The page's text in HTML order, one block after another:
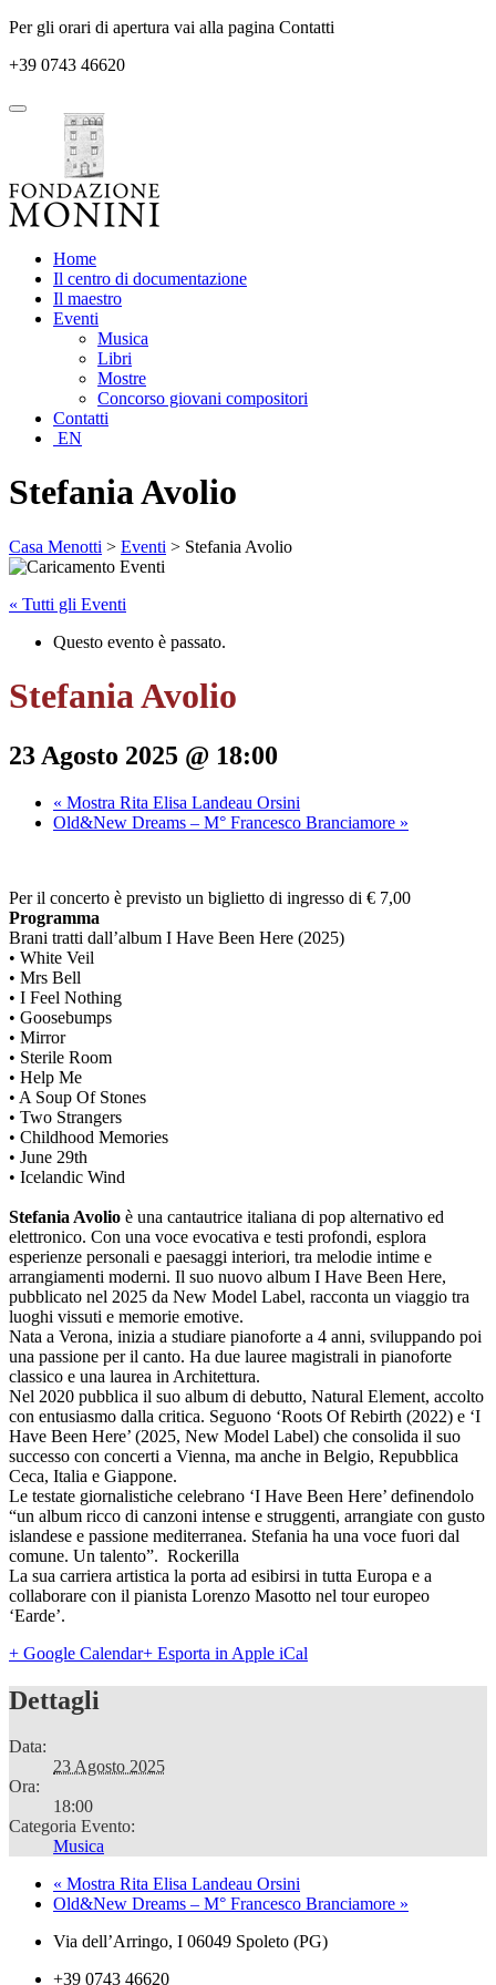
Per gli orari di apertura vai alla pagina Contatti
+39 0743 46620
Home
Il centro di documentazione
Il maestro
Eventi
Musica
Libri
Mostre
Concorso giovani compositori
Contatti
EN
Stefania Avolio
Casa Menotti > Eventi > Stefania Avolio
« Tutti gli Eventi
Questo evento è passato.
Stefania Avolio
23 Agosto 2025 @ 18:00
« Mostra Rita Elisa Landeau Orsini
Old&New Dreams – M° Francesco Branciamore »
Per il concerto è previsto un biglietto di ingresso di € 7,00
Programma
Brani tratti dall’album I Have Been Here (2025)
• White Veil
• Mrs Bell
• I Feel Nothing
• Goosebumps
• Mirror
• Sterile Room
• Help Me
• A Soup Of Stones
• Two Strangers
• Childhood Memories
• June 29th
• Icelandic Wind
Stefania Avolio è una cantautrice italiana di pop alternativo ed
elettronico. Con una voce evocativa e testi profondi, esplora
esperienze personali e paesaggi interiori, tra melodie intime e
arrangiamenti moderni. Il suo nuovo album I Have Been Here,
pubblicato nel 2025 da New Model Label, racconta un viaggio tra
luoghi vissuti e memorie emotive.
Nata a Verona, inizia a studiare pianoforte a 4 anni, sviluppando poi
una passione per il canto. Ha due lauree magistrali in pianoforte
classico e una laurea in Architettura.
Nel 2020 pubblica il suo album di debutto, Natural Element, accolto
con entusiasmo dalla critica. Seguono ‘Roots Of Rebirth (2022) e ‘I
Have Been Here’ (2025, New Model Label) che consolida il suo
successo con concerti a Vienna, ma anche in Belgio, Repubblica
Ceca, Italia e Giappone.
Le testate giornalistiche celebrano ‘I Have Been Here’ definendolo
“un album ricco di canzoni intense e struggenti, arrangiate con gusto
islandese e passione mediterranea. Stefania ha una voce fuori dal
comune. Un talento”. Rockerilla
La sua carriera artistica la porta ad esibirsi in tutta Europa e a
collaborare con il pianista Lorenzo Masotto nel tour europeo
‘Earde’.
+ Google Calendar+ Esporta in Apple iCal
Dettagli
Data:
23 Agosto 2025
Ora:
18:00
Categoria Evento:
Musica
« Mostra Rita Elisa Landeau Orsini
Old&New Dreams – M° Francesco Branciamore »
Via dell’Arringo, I 06049 Spoleto (PG)
+39 0743 46620